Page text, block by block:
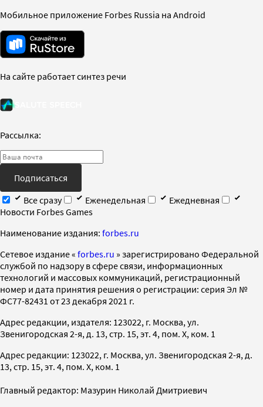
Мобильное приложение Forbes Russia на Android
На сайте работает синтез речи
Рассылка:
Подписаться
Все сразу
Еженедельная
Ежедневная
Новости Forbes Games
Наименование издания: forbes.ru
Cетевое издание « forbes.ru » зарегистрировано Федеральной
службой по надзору в сфере связи, информационных
технологий и массовых коммуникаций, регистрационный
номер и дата принятия решения о регистрации: серия Эл №
ФС77-82431 от 23 декабря 2021 г.
Адрес редакции, издателя: 123022, г. Москва, ул.
Звенигородская 2-я, д. 13, стр. 15, эт. 4, пом. X, ком. 1
Адрес редакции: 123022, г. Москва, ул. Звенигородская 2-я, д.
13, стр. 15, эт. 4, пом. X, ком. 1
Главный редактор: Мазурин Николай Дмитриевич